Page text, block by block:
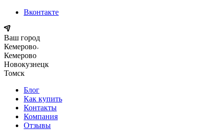
Вконтакте
Ваш город
Кемерово
Кемерово
Новокузнецк
Томск
Блог
Как купить
Контакты
Компания
Отзывы